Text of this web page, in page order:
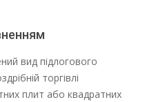
вид підлогового
торгівлі
плит або квадратних